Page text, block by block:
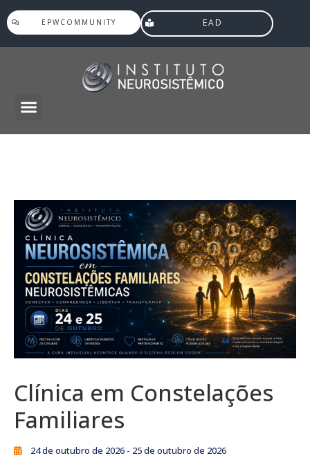
EPWCOMMUNITY EAD
Clínica em Constelações
Familiares
24 de outubro de 2026 - 25 de outubro de 2026